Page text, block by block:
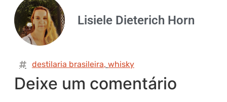
Lisiele Dieterich Horn
destilaria brasileira, whisky
Deixe um comentário